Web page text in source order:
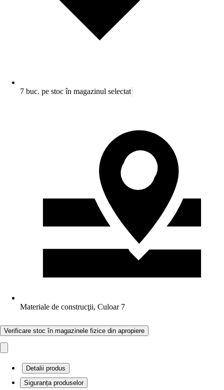
7 buc. pe stoc în magazinul selectat
Materiale de construcţii, Culoar 7
Verificare stoc în magazinele fizice din apropiere
Detalii produs
Siguranța produselor